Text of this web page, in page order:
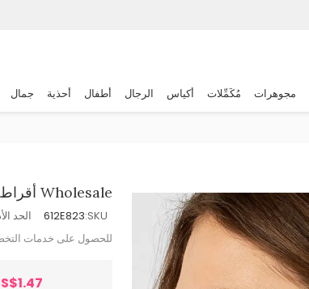
مجوهرات مُكَمِّلات أكياس الرجال أطفال أحذية جمال
Wholesale أقراط حلقية بنمط الفهد الهندسية للنساء من السبيكة
SKU:
612E823 الحد
للحصول على خدمات